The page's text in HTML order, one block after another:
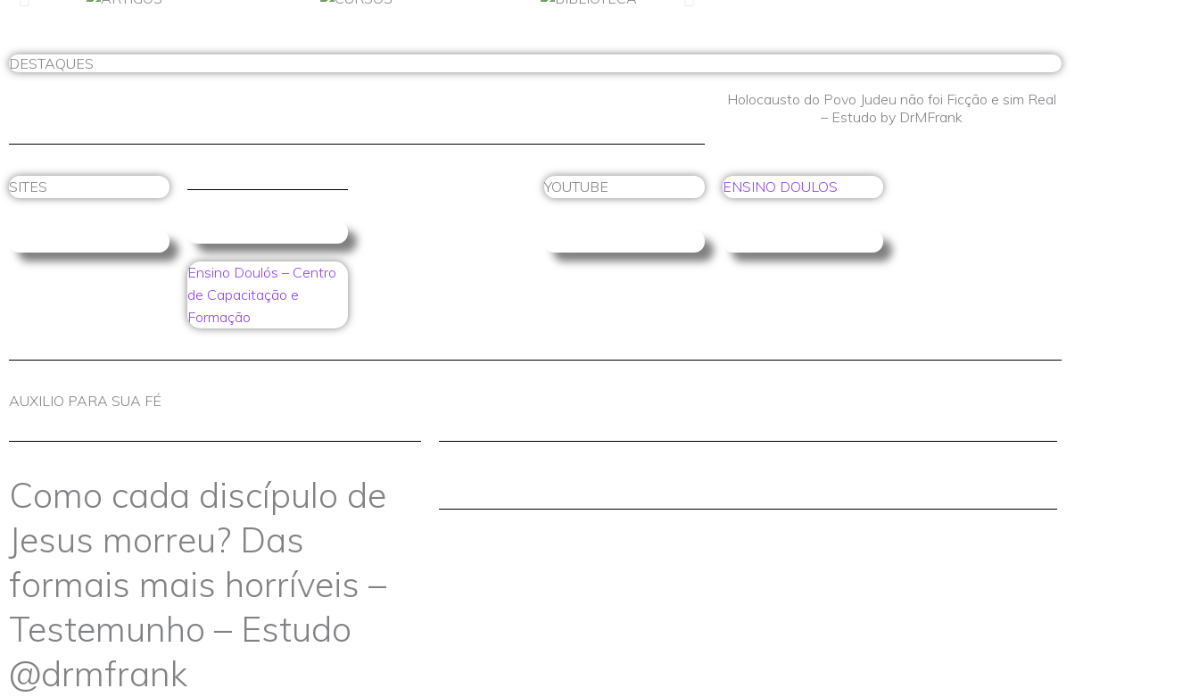
DESTAQUES
Holocausto do Povo Judeu não foi Ficção e sim Real
– Estudo by DrMFrank
SITES
Ensino Doulós – Centro
de Capacitação e
Formação
YOUTUBE ENSINO DOULOS
AUXILIO PARA SUA FÉ
Como cada discípulo de
Jesus morreu? Das
formais mais horríveis –
Testemunho – Estudo
@drmfrank